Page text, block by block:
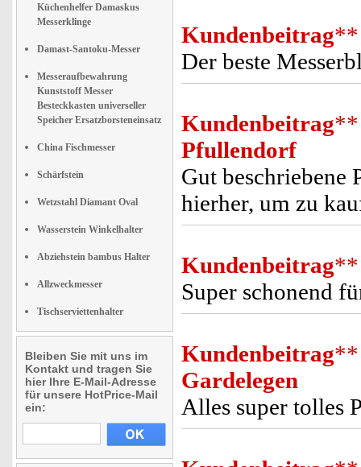
Küchenhelfer Damaskus
Messerklinge
Damast-Santoku-Messer
Messeraufbewahrung
Kunststoff Messer
Besteckkasten universeller
Speicher Ersatzborsteneinsatz
China Fischmesser
Schärfstein
Wetzstahl Diamant Oval
Wasserstein Winkelhalter
Abziehstein bambus Halter
Allzweckmesser
Tischserviettenhalter
Bleiben Sie mit uns im
Kontakt und tragen Sie
hier Ihre E-Mail-Adresse
für unsere HotPrice-Mail
ein:
Kundenbeitrag**
Der beste
Kundenbeitrag**
Pfullendorf
Gut beschriebene
hierher, um zu
Kundenbeitrag**
Super schonend
Kundenbeitrag**
Gardelegen
Alles super tolles